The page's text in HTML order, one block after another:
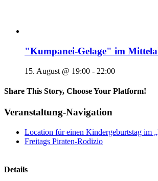
"Kumpanei-Gelage" im
15. August @ 19:00 - 22:00
Share This Story, Choose Your Platform!
Veranstaltung-Navigation
Location für einen Kindergeburtstag im
Freitags Piraten-Rodizio
Details